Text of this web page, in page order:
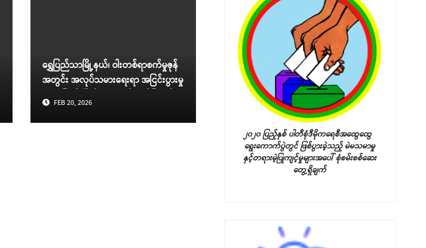
ရွှေပြည်သာမြို့နယ်၊ ဝါးတစ်ရာစက်မှုဇုန်
အတွင်း အလုပ်သမားရေးရာ အငြင်းပွားမှု
များဖြေရှင်းပြီးစီးမှု သတင်းဖော်ပြချက်
FEB 20, 2026
၂၀၂၀ ပြည့်နှစ် ပါတီစုံဒီမိုကရေစီအထွေထွေ
ရွေးကောက်ပွဲတွင် ဖြစ်ပွားခဲ့သည့် မဲမသမာမှု
နှင့်တရားမဲ့ပြုကျင့်မှုများအပေါ် စုံစမ်းစစ်ဆေး
တွေ့ရှိချက်